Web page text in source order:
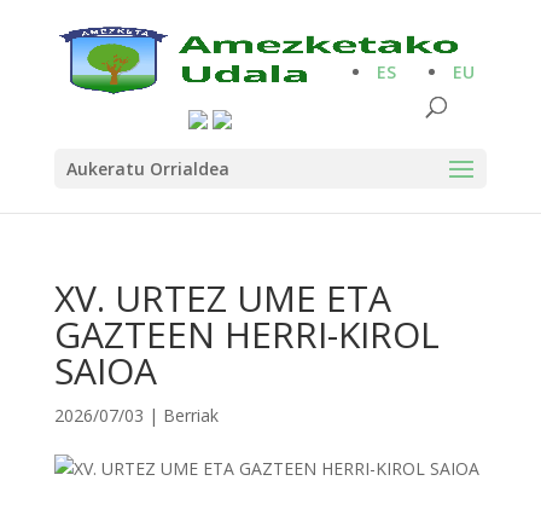
Aukeratu Orrialdea
ES EU
XV. URTEZ UME ETA
GAZTEEN HERRI-KIROL
SAIOA
2026/07/03 | Berriak